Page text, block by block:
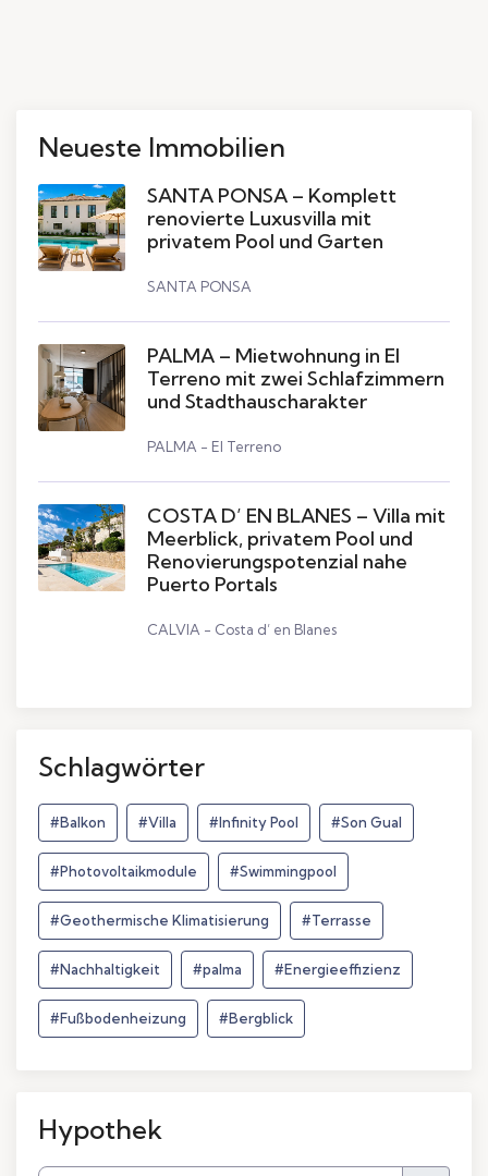
Neueste Immobilien
SANTA PONSA – Komplett
renovierte Luxusvilla mit
privatem Pool und Garten
SANTA PONSA
PALMA – Mietwohnung in El
Terreno mit zwei Schlafzimmern
und Stadthauscharakter
PALMA - El Terreno
COSTA D’ EN BLANES – Villa mit
Meerblick, privatem Pool und
Renovierungspotenzial nahe
Puerto Portals
CALVIA - Costa d’ en Blanes
Schlagwörter
#Balkon #Villa #Infinity Pool #Son Gual
#Photovoltaikmodule #Swimmingpool
#Geothermische Klimatisierung #Terrasse
#Nachhaltigkeit #palma #Energieeffizienz
#Fußbodenheizung #Bergblick
Hypothek